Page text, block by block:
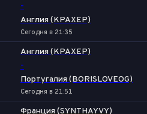
-
Англия (KPAXEP)
Сегодня в 21:35
Англия (KPAXEP)
-
Португалия (BORISLOVEOG)
Сегодня в 21:51
Франция (SYNTHAYVY)